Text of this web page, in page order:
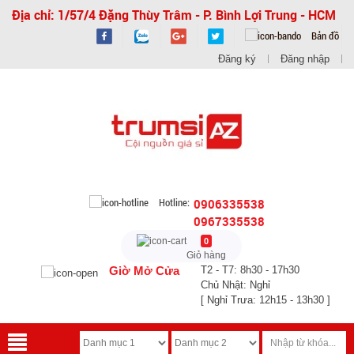
Địa chỉ: 1/57/4 Đặng Thùy Trâm - P. Bình Lợi Trung - HCM
Bản đồ
Đăng ký Đăng nhập
Hotline: 0906335538
0967335538
0
Giỏ hàng
Giờ Mở Cửa
T2 - T7: 8h30 - 17h30
Chủ Nhật: Nghỉ
[ Nghỉ Trưa: 12h15 - 13h30 ]